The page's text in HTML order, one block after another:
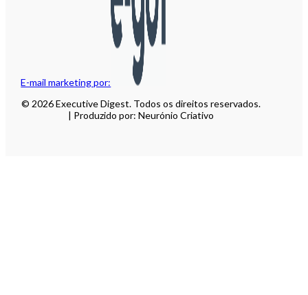
E-mail marketing por:
© 2026 Executive Digest. Todos os direitos reservados.
| Produzido por: Neurónio Criativo